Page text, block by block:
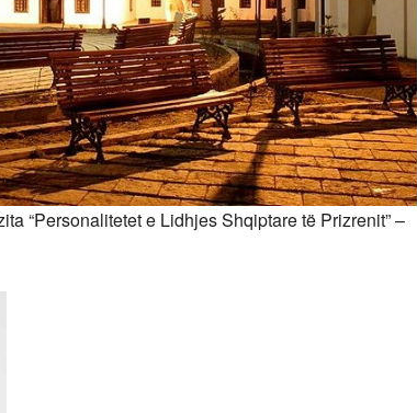
“Personalitetet e Lidhjes Shqiptare të Prizrenit” –